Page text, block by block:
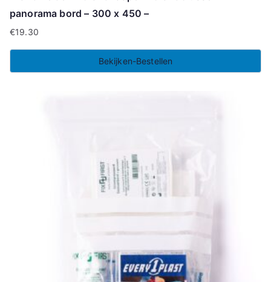
panorama bord – 300 x 450 –
€19.30
Bekijken-Bestellen